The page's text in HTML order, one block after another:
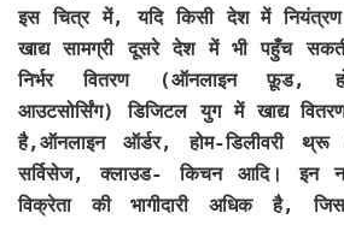
इस चित्र में, यदि किसी देश में
खाद्य सामग्री दूसरे देश में भी पहुँच
निर्भर वितरण (ऑनलाइन फ़ूड,
आउटसोर्सिंग) डिजिटल युग में खाद्य
है,ऑनलाइन ऑर्डर, होम-डिलीवरी थ्रू
सर्विसेज, क्लाउड- किचन आदि। इन
विक्रेता की भागीदारी अधिक है,